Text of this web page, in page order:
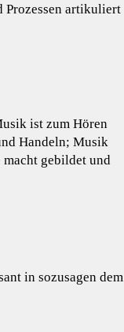
Prozessen artikuliert
ist zum Hören
Handeln; Musik
macht gebildet und
in sozusagen dem